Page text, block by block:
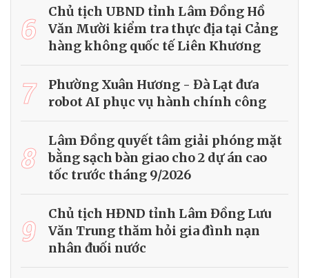
6
Chủ tịch UBND tỉnh Lâm Đồng Hồ
Văn Mười kiểm tra thực địa tại Cảng
hàng không quốc tế Liên Khương
7
Phường Xuân Hương - Đà Lạt đưa
robot AI phục vụ hành chính công
8
Lâm Đồng quyết tâm giải phóng mặt
bằng sạch bàn giao cho 2 dự án cao
tốc trước tháng 9/2026
9
Chủ tịch HĐND tỉnh Lâm Đồng Lưu
Văn Trung thăm hỏi gia đình nạn
nhân đuối nước